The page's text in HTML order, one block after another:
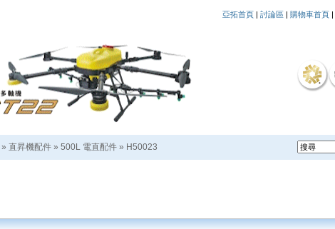
亞拓首頁 | 討論區 | 購物車首頁 |
» 直昇機配件 » 500L 電直配件 » H50023